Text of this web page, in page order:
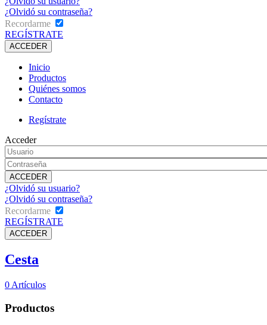
¿Olvidó su contraseña?
Recordarme
REGÍSTRATE
Inicio
Productos
Quiénes somos
Contacto
Regístrate
Acceder
¿Olvidó su usuario?
¿Olvidó su contraseña?
Recordarme
REGÍSTRATE
Cesta
0 Artículos
Productos